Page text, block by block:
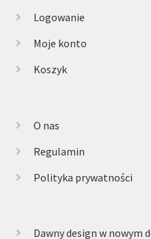
Logowanie
Moje konto
Koszyk
O nas
Regulamin
Polityka prywatności
Dawny design w nowym